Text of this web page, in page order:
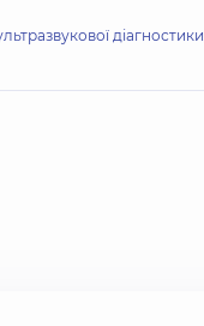
діагностики,